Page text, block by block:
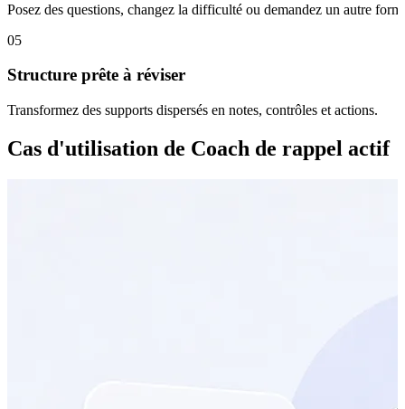
Posez des questions, changez la difficulté ou demandez un autre
05
Structure prête à réviser
Transformez des supports dispersés en notes, contrôles et actions.
Cas d'utilisation de Coach de rappel actif